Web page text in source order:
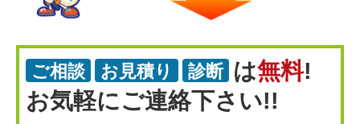
ご相談 お見積り 診断 は無料!
お気軽にご連絡下さい!!